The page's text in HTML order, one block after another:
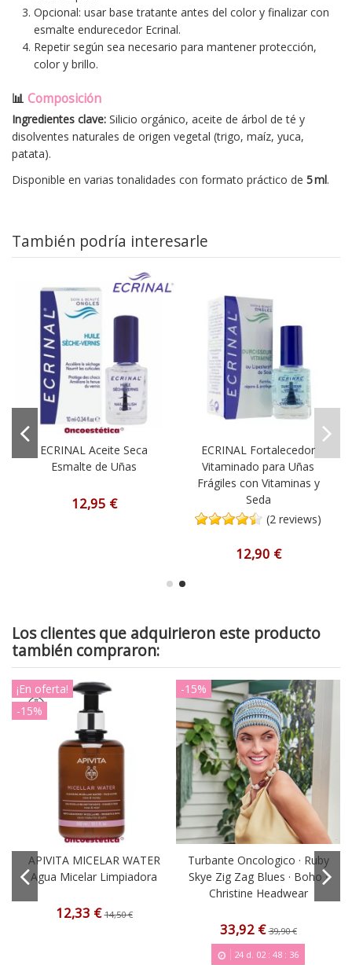
Opcional: usar base tratante antes del color y finalizar con
esmalte endurecedor Ecrinal.
Repetir según sea necesario para mantener protección,
color y brillo.
📊 Composición
Ingredientes clave: Silicio orgánico, aceite de árbol de té y
disolventes naturales de origen vegetal (trigo, maíz, yuca,
patata).
Disponible en varias tonalidades con formato práctico de 5 ml.
También podría interesarle
ECRINAL Aceite Seca
Esmalte de Uñas
12,95 €
ECRINAL Fortalecedor
Vitaminado para Uñas
Frágiles con Vitaminas y
Seda
(2 reviews)
12,90 €
Los clientes que adquirieron este producto
también compraron:
¡En oferta!
-15%
APIVITA MICELAR WATER
Agua Micelar Limpiadora
12,33 €14,50 €
-15%
Turbante Oncologico · Ruby
Skye Zig Zag Blues · Boho ·
Christine Headwear
33,92 €39,90 €
24d. 02: 48: 36